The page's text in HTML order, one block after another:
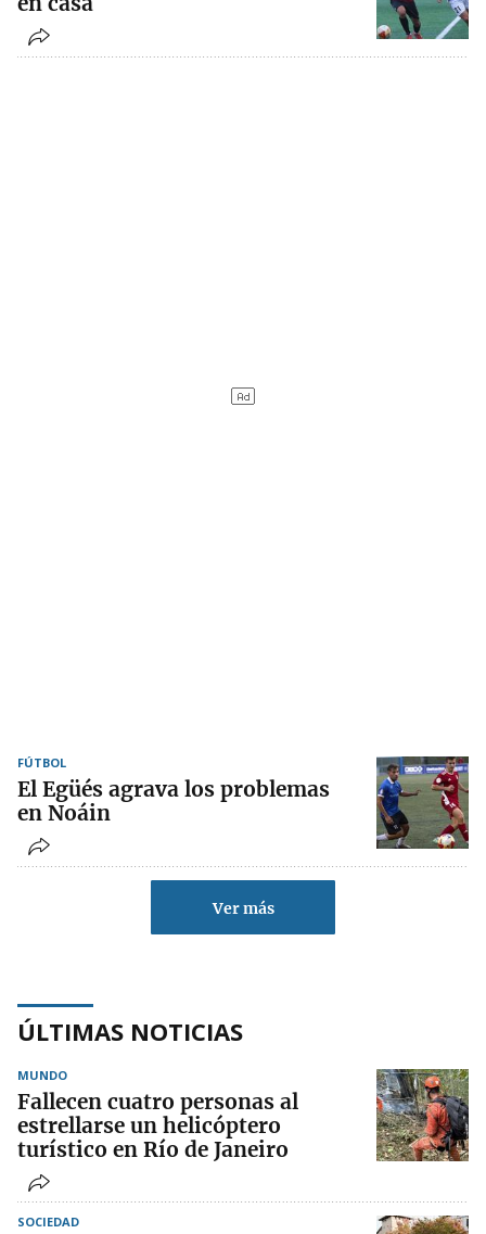
FÚTBOL
El Egüés agrava los problemas
en Noáin
Ver más
ÚLTIMAS NOTICIAS
MUNDO
Fallecen cuatro personas al
estrellarse un helicóptero
turístico en Río de Janeiro
SOCIEDAD